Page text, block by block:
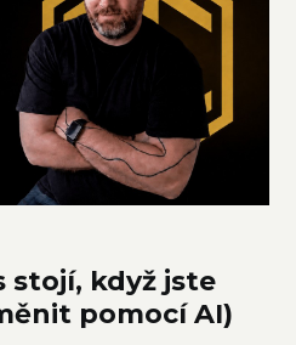
stojí, když jste
pomocí AI)